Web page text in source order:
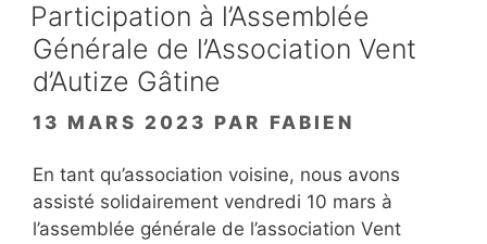
Participation à l’Assemblée
Générale de l’Association Vent
d’Autize Gâtine
13 MARS 2023 PAR FABIEN
En tant qu’association voisine, nous avons
assisté solidairement vendredi 10 mars à
l’assemblée générale de l’association Vent